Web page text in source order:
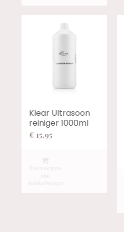
Klear Ultrasoon
reiniger 1000ml
€ 15,95